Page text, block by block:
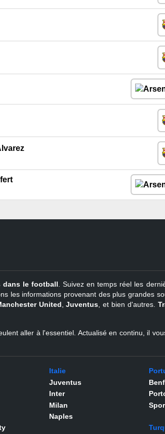
dans le football . Suivez en temps réel les
les informations provenant des plus grandes
United ,Juventus , et bien d'autres.
aller à l'essentiel. Actualisé en continu, il
Italie
Juventus
Inter
Milan
Naples